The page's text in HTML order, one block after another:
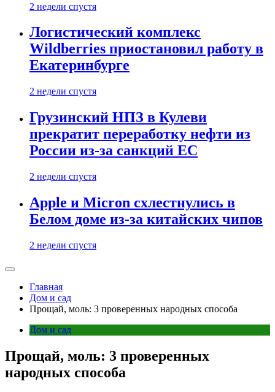
2 недели спустя
Логистический комплекс
Wildberries приостановил работу в
Екатеринбурге
2 недели спустя
Грузинский НПЗ в Кулеви
прекратит переработку нефти из
России из-за санкций ЕС
2 недели спустя
Apple и Micron схлестнулись в
Белом доме из-за китайских чипов
2 недели спустя
Главная
Дом и сад
Прощай, моль: 3 проверенных народных способа
Дом и сад
Прощай, моль: 3 проверенных
народных способа